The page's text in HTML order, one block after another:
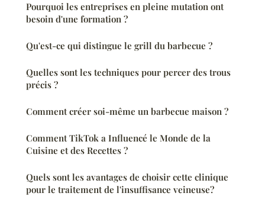
Pourquoi les entreprises en pleine mutation ont
besoin d'une formation ?
Qu'est-ce qui distingue le grill du barbecue ?
Quelles sont les techniques pour percer des trous
précis ?
Comment créer soi-même un barbecue maison ?
Comment TikTok a Influencé le Monde de la
Cuisine et des Recettes ?
Quels sont les avantages de choisir cette clinique
pour le traitement de l'insuffisance veineuse?